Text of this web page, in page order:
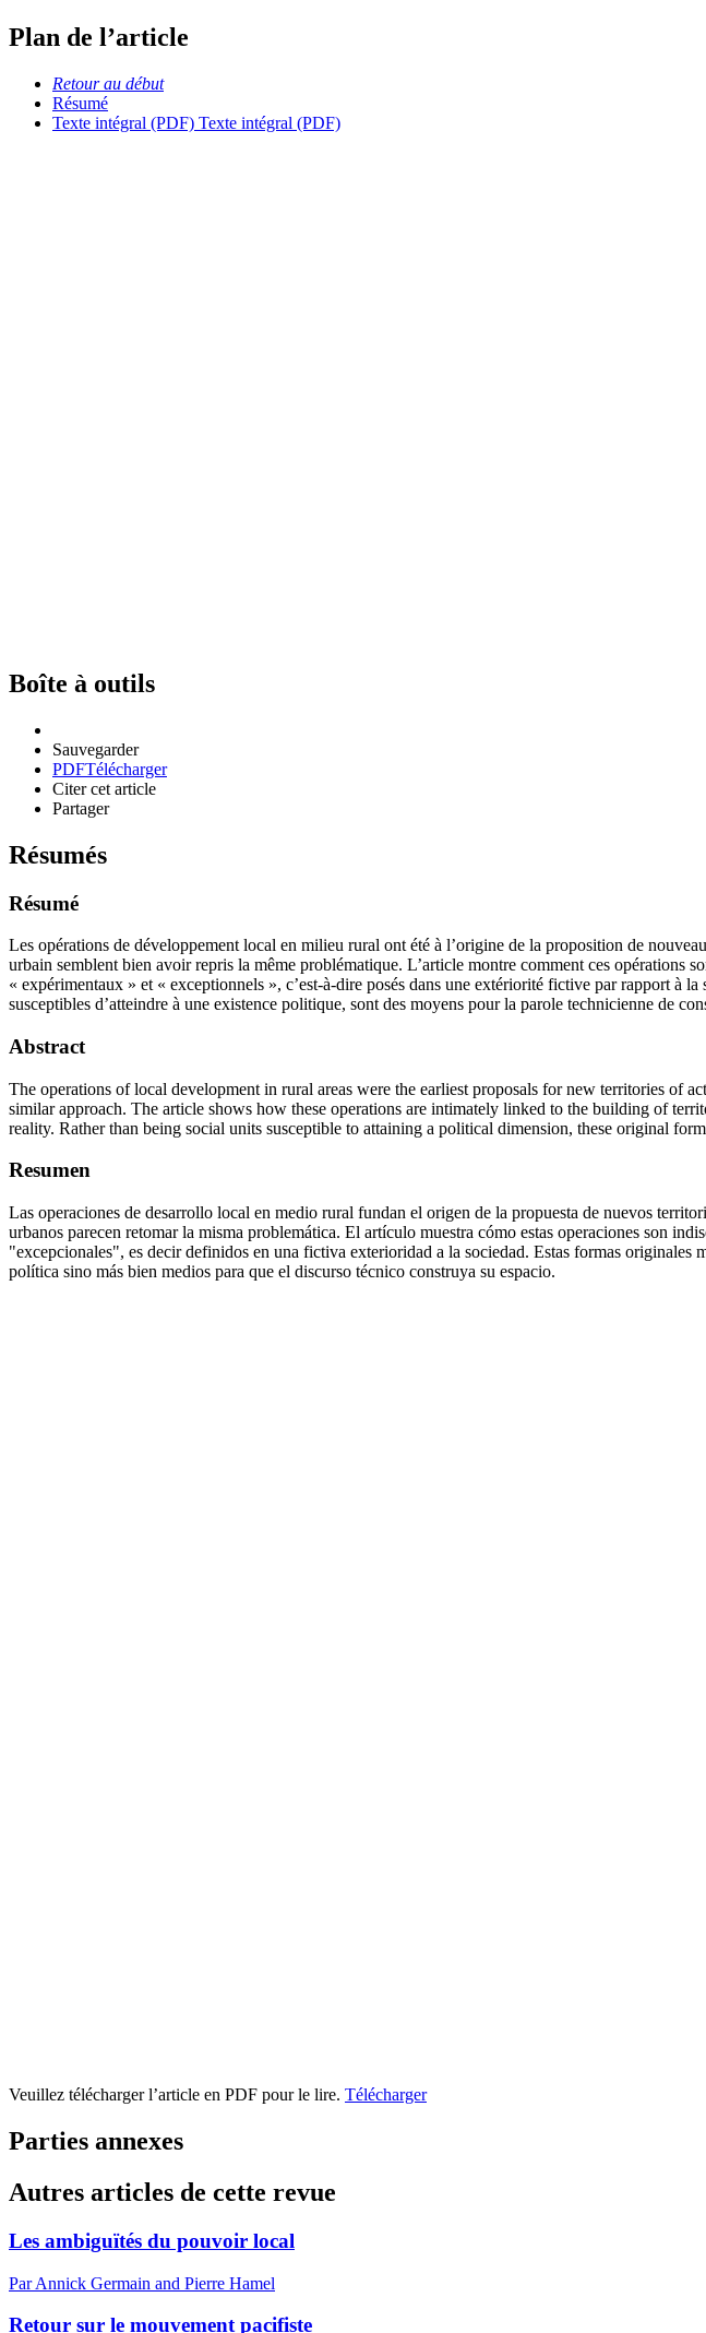
Plan de l’article
Retour au début
Résumé
Texte intégral (PDF) Texte intégral (PDF)
Boîte à outils
Sauvegarder
PDFTélécharger
Citer cet article
Partager
Résumés
Résumé
Les opérations de développement local en milieu rural ont été à l’origine de la proposition de
urbain semblent bien avoir repris la même problématique. L’article montre comment ces opérations
« expérimentaux » et « exceptionnels », c’est-à-dire posés dans une extériorité fictive par rapport à
susceptibles d’atteindre à une existence politique, sont des moyens pour la parole technicienne de
Abstract
The operations of local development in rural areas were the earliest proposals for new territories of
similar approach. The article shows how these operations are intimately linked to the building of
reality. Rather than being social units susceptible to attaining a political dimension, these original
Resumen
Las operaciones de desarrollo local en medio rural fundan el origen de la propuesta de nuevos
urbanos parecen retomar la misma problemática. El artículo muestra cómo estas operaciones son
"excepcionales", es decir definidos en una fictiva exterioridad a la sociedad. Estas formas originales
política sino más bien medios para que el discurso técnico construya su espacio.
Veuillez télécharger l’article en PDF pour le lire. Télécharger
Parties annexes
Autres articles de cette revue
Les ambiguïtés du pouvoir local
Par Annick Germain and Pierre Hamel
Retour sur le mouvement pacifiste